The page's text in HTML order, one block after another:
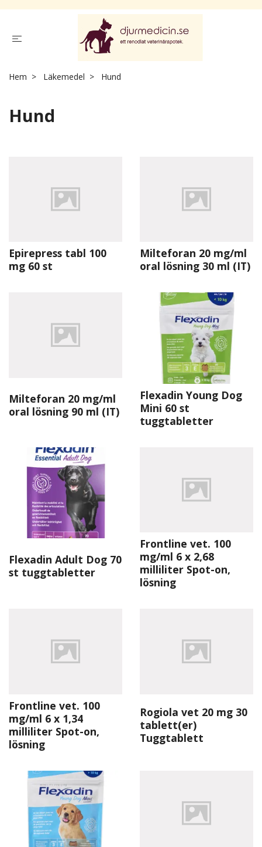
Hem Läkemedel Hund
Hund
Epirepress tabl 100
mg 60 st
Milteforan 20 mg/ml
oral lösning 30 ml (IT)
Milteforan 20 mg/ml
oral lösning 90 ml (IT)
Flexadin Young Dog
Mini 60 st
tuggtabletter
Flexadin Adult Dog 70
st tuggtabletter
Frontline vet. 100
mg/ml 6 x 2,68
milliliter Spot-on,
lösning
Frontline vet. 100
mg/ml 6 x 1,34
milliliter Spot-on,
lösning
Rogiola vet 20 mg 30
tablett(er)
Tuggtablett